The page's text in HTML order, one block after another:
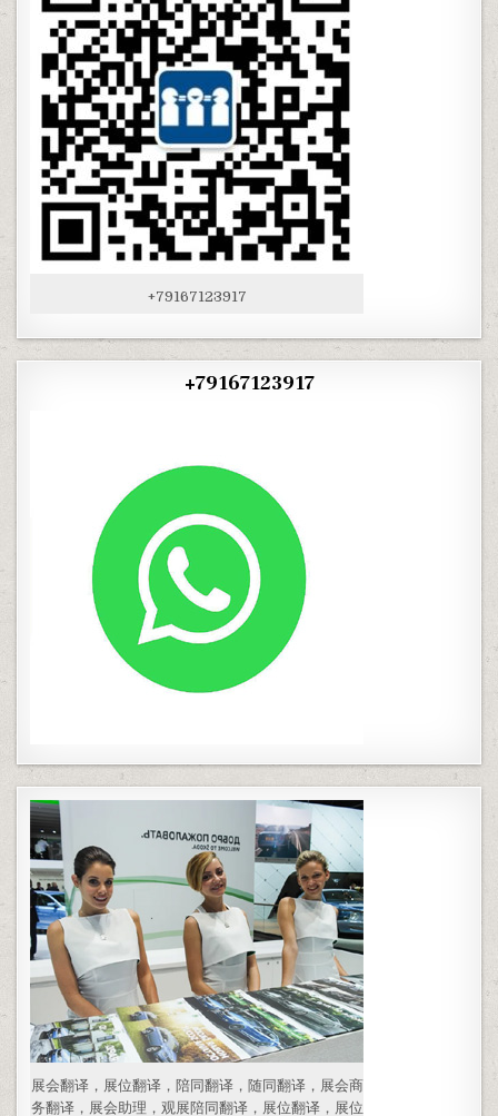
+79167123917
+79167123917
展会翻译，展位翻译，陪同翻译，随同翻译，展会商
务翻译，展会助理，观展陪同翻译，展位翻译，展位